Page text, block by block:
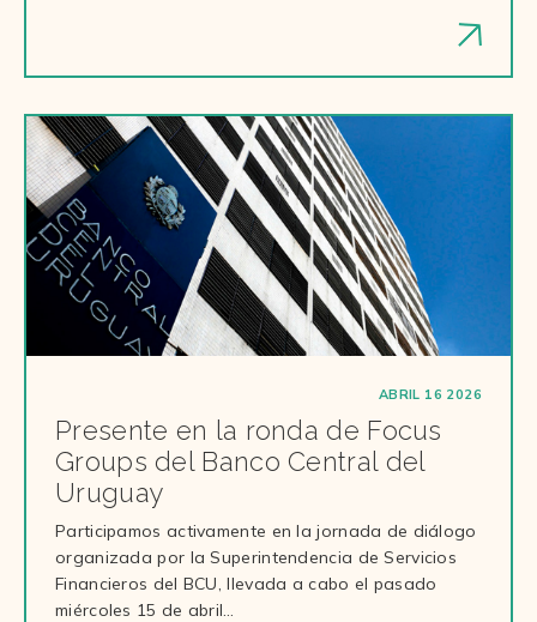
ABRIL 16 2026
Presente en la ronda de Focus
Groups del Banco Central del
Uruguay
Participamos activamente en la jornada de diálogo
organizada por la Superintendencia de Servicios
Financieros del BCU, llevada a cabo el pasado
miércoles 15 de abril…